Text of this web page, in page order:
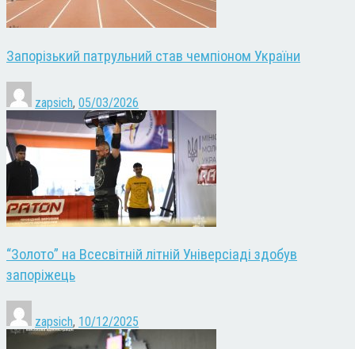
Запорізький патрульний став чемпіоном України
zapsich, 05/03/2026
“Золото” на Всесвітній літній Універсіаді здобув
запоріжець
zapsich, 10/12/2025